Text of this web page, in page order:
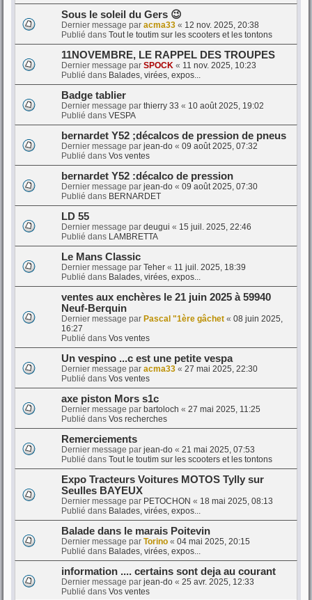
Sous le soleil du Gers 😉
Dernier message par acma33 « 12 nov. 2025, 20:38
Publié dans Tout le toutim sur les scooters et les tontons
11NOVEMBRE, LE RAPPEL DES TROUPES
Dernier message par SPOCK « 11 nov. 2025, 10:23
Publié dans Balades, virées, expos...
Badge tablier
Dernier message par thierry 33 « 10 août 2025, 19:02
Publié dans VESPA
bernardet Y52 ;décalcos de pression de pneus
Dernier message par jean-do « 09 août 2025, 07:32
Publié dans Vos ventes
bernardet Y52 :décalco de pression
Dernier message par jean-do « 09 août 2025, 07:30
Publié dans BERNARDET
LD 55
Dernier message par deugui « 15 juil. 2025, 22:46
Publié dans LAMBRETTA
Le Mans Classic
Dernier message par Teher « 11 juil. 2025, 18:39
Publié dans Balades, virées, expos...
ventes aux enchères le 21 juin 2025 à 59940
Neuf-Berquin
Dernier message par Pascal "1ère gâchet « 08 juin 2025,
16:27
Publié dans Vos ventes
Un vespino ...c est une petite vespa
Dernier message par acma33 « 27 mai 2025, 22:30
Publié dans Vos ventes
axe piston Mors s1c
Dernier message par bartoloch « 27 mai 2025, 11:25
Publié dans Vos recherches
Remerciements
Dernier message par jean-do « 21 mai 2025, 07:53
Publié dans Tout le toutim sur les scooters et les tontons
Expo Tracteurs Voitures MOTOS Tylly sur
Seulles BAYEUX
Dernier message par PETOCHON « 18 mai 2025, 08:13
Publié dans Balades, virées, expos...
Balade dans le marais Poitevin
Dernier message par Torino « 04 mai 2025, 20:15
Publié dans Balades, virées, expos...
information .... certains sont deja au courant
Dernier message par jean-do « 25 avr. 2025, 12:33
Publié dans Vos ventes